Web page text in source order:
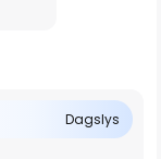
Dagslys